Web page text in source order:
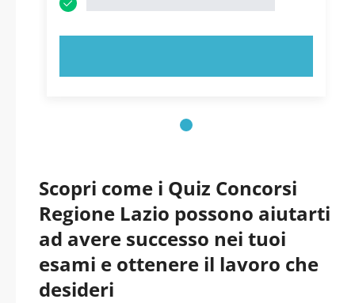
Scopri come i Quiz Concorsi
Regione Lazio possono aiutarti
ad avere successo nei tuoi
esami e ottenere il lavoro che
desideri